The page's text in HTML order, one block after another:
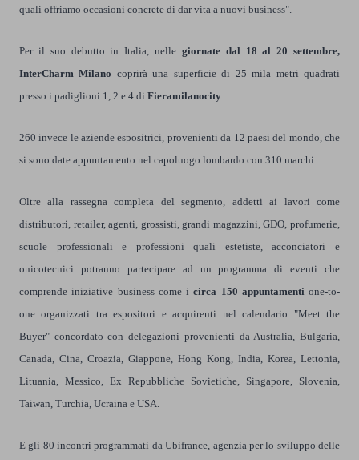
quali offriamo occasioni concrete di dar vita a nuovi business".
Per il suo debutto in Italia, nelle giornate dal 18 al 20 settembre,
InterCharm Milano coprirà una superficie di 25 mila metri quadrati
presso i padiglioni 1, 2 e 4 di Fieramilanocity
260 invece le aziende espositrici, provenienti da 12 paesi del mondo, che
si sono date appuntamento nel capoluogo lombardo con 310 marchi.
Oltre alla rassegna completa del segmento, addetti ai lavori come
distributori, retailer, agenti, grossisti, grandi magazzini, GDO, profumerie,
scuole professionali e professioni quali estetiste, acconciatori e
onicotecnici potranno partecipare ad un programma di eventi che
comprende iniziative business come icirca 150 appuntamenti one-to-
one organizzati tra espositori e acquirenti nel calendario "Meet the
Buyer" concordato con delegazioni provenienti da Australia, Bulgaria,
Canada, Cina, Croazia, Giappone, Hong Kong, India, Korea, Lettonia,
Lituania, Messico, Ex Repubbliche Sovietiche, Singapore, Slovenia,
Taiwan, Turchia, Ucraina e USA.
E gli 80 incontri programmati da Ubifrance, agenzia per lo sviluppo delle